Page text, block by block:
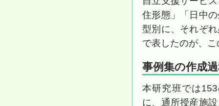
住形態」「日中
型別に、それぞ
で表したのが、
事例集の作成
本研究班では
に、通所授産施